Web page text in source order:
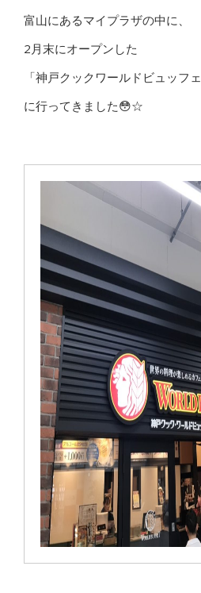
富山にあるマイプラザの中に、
2月末にオープンした
「神戸クックワールドビュッフェ
に行ってきました😳☆